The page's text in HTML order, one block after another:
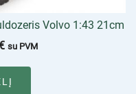
Volvo 1:43 21cm
su PVM